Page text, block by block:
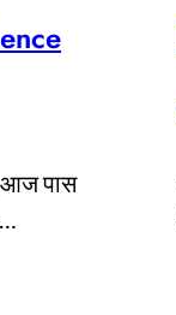
आज पास